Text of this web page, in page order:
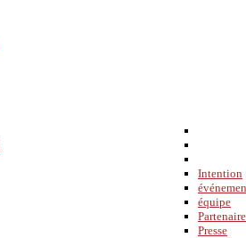
Intention
équipe
Presse